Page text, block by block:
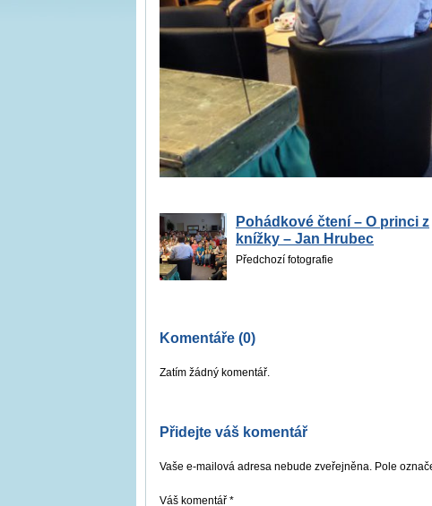
Pohádkové čtení – O princi z
knížky – Jan Hrubec
Předchozí fotografie
Komentáře (0)
Zatím žádný komentář.
Přidejte váš komentář
Vaše e-mailová adresa nebude zveřejněna. Pole
Váš komentář *